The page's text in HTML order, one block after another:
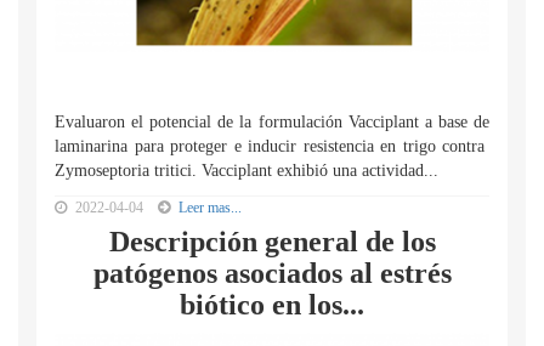
Evaluaron el potencial de la formulación Vacciplant a base de
laminarina para proteger e inducir resistencia en trigo contra
Zymoseptoria tritici. Vacciplant exhibió una actividad...
2022-04-04 Leer mas...
Descripción general de los
patógenos asociados al estrés
biótico en los...